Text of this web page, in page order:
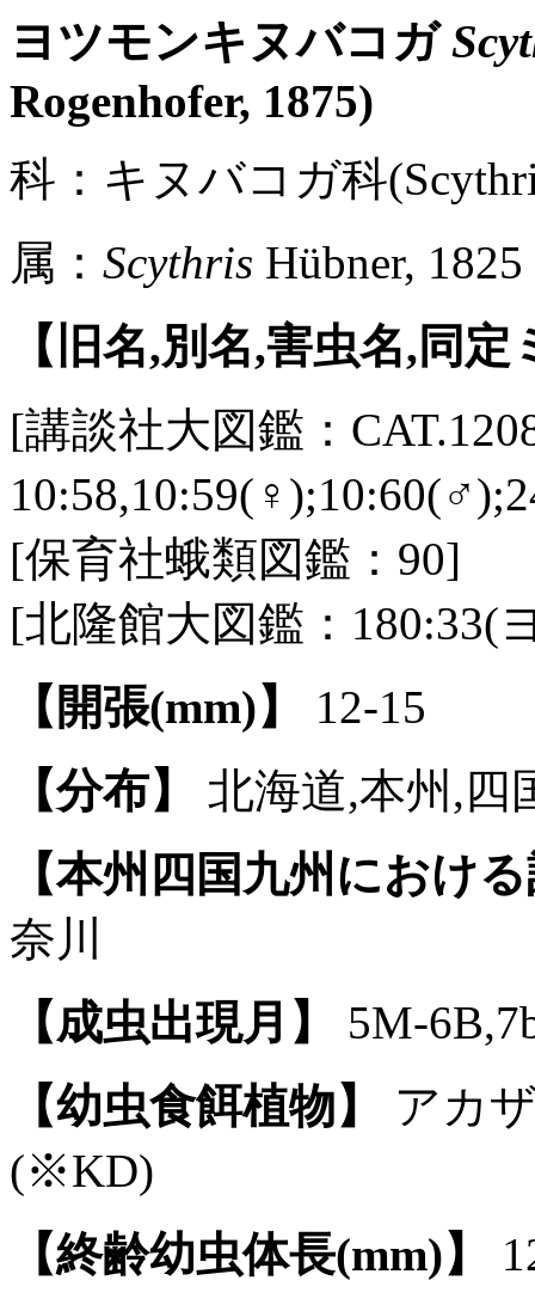
ヨツモンキヌバコガ
Rogenhofer, 1875)
科：キヌバコガ科
属： Scythris Hübner, 1825
【旧名,別名,害虫名,同
[講談社大図鑑：
[保育社蛾類図鑑：90]
[北隆館大図鑑：180:33(
【開張(mm)】
12-15
【分布】
北海道,本州,四
【本州四国九州におけ
奈川
【成虫出現月】
5M-
【幼虫食餌植物】
アカ
(※KD)
【終齢幼虫体長(mm)】